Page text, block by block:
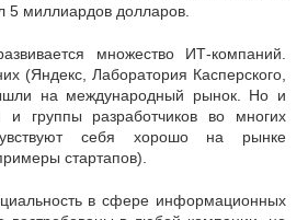
5 миллиардов долларов.
множество ИТ-компаний.
(Яндекс, Лаборатория Касперского,
на международный рынок. Но и
и группы разработчиков во многих
себя хорошо на рынке
стартапов).
в сфере информационных